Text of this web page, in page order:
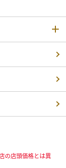
の店頭価格とは異